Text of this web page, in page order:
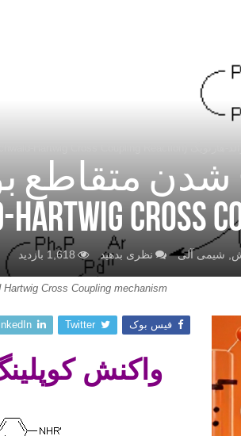
متقاطع
شیمی آلی نظری بدهید 1,618 بازدید
Hartwig Cross Coupling mechanism
فیس بوک Twitter
واکنش